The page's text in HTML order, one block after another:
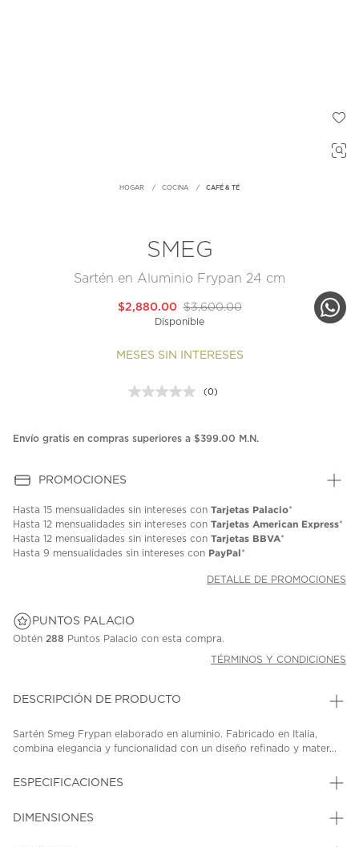
HOGAR COCINA CAFÉ & TÉ
SMEG
Sartén en Aluminio Frypan 24 cm
$3,600.00
$2,880.00
Disponible
MESES SIN INTERESES
Sin
en
(0)
Envío gratis en compras superiores a $399.00 M.N.
PROMOCIONES
Hasta 15 mensualidades sin intereses con Tarjetas Palacio*
Hasta 12 mensualidades sin intereses con Tarjetas American Express*
Hasta 12 mensualidades sin intereses con Tarjetas BBVA*
Hasta 9 mensualidades sin intereses con PayPal*
DETALLE DE PROMOCIONES
PUNTOS PALACIO
Obtén 288 Puntos Palacio con esta compra.
TÉRMINOS Y CONDICIONES
DESCRIPCIÓN DE PRODUCTO
Sartén Smeg Frypan elaborado en aluminio. Fabricado en Italia,
combina elegancia y funcionalidad con un diseño refinado y mater...
ESPECIFICACIONES
DIMENSIONES